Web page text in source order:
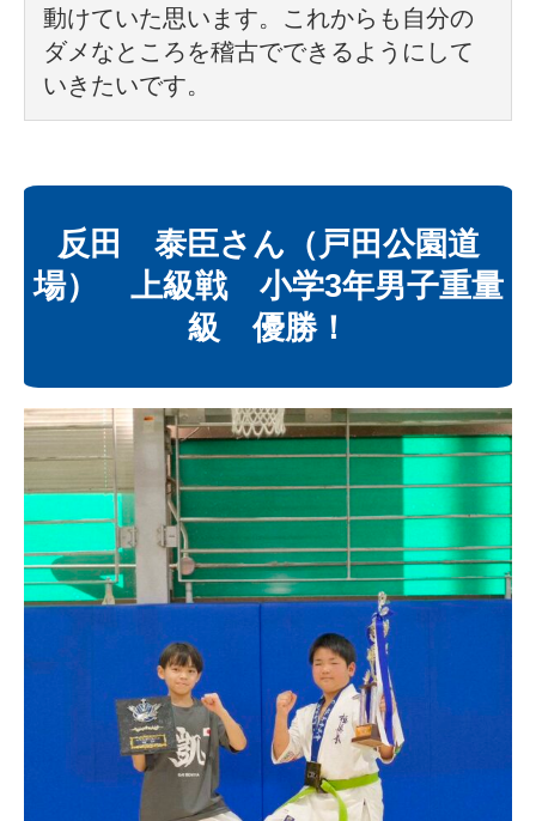
動けていた思います。これからも自分の
ダメなところを稽古でできるようにして
いきたいです。
反田 泰臣さん（戸田公園道
場） 上級戦 小学3年男子重量
級 優勝！